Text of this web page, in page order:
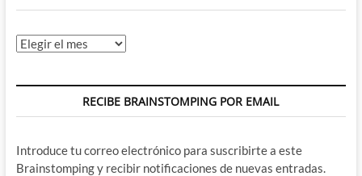
Archivos
RECIBE BRAINSTOMPING POR EMAIL
Introduce tu correo electrónico para suscribirte a este
Brainstomping y recibir notificaciones de nuevas entradas.